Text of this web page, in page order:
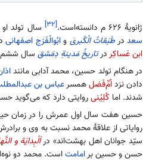
ژانویهٔ ۶۲۶ م دانسته‌است.
[۳۲] سال تولد او
سعددرطَبَقاتُ الْکُبریٰ وابُوالْفَرَج اصفهانی
ابن عَساکِردرتاریخُ مَدینةِ دِمَشق سال ششم
در هنگام تولد حسین، محمد آدابی مانند
دادن نزداُمِّ‌فَضلهمسرعباس بن
شدند. اما کُلِیْنیروایتی دارد که می‌گوید
حسین هفت سال اول عمرش را در زمان
روایاتی از علاقهٔ محمد نسبت به وی و
سیّد جوانان اهل بهشت‌اند» دراَلْبِدایَة و
حسن و حسین برامامتاست. محمد دو